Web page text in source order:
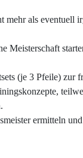
als eventuell
Meisterschaft
(je 3 Pfeile) zur
ermitteln